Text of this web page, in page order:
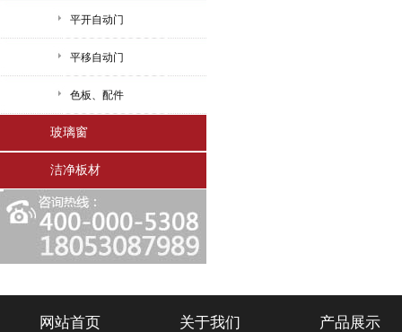
平开自动门
平移自动门
色板、配件
玻璃窗
洁净板材
网站首页 关于我们 产品展示